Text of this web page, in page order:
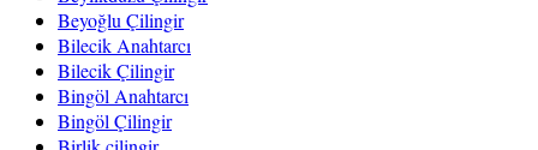
Beyoğlu Çilingir
Bilecik Anahtarcı
Bilecik Çilingir
Bingöl Anahtarcı
Bingöl Çilingir